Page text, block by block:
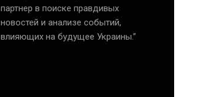
партнер в поиске правдивых
новостей и анализе событий,
влияющих на будущее Украины.”